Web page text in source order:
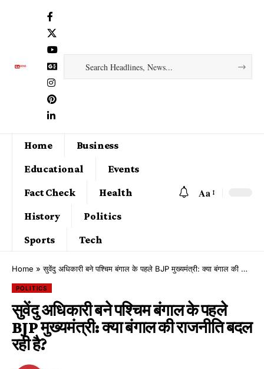
Home
Business
Educational
Events
Fact Check
Health
History
Politics
Sports
Tech
Aa
Home »सुवेंदु अधिकारी बने पश्चिम बंगाल के पहले BJP मुख्यमंत्री: क्या बंगाल की राजनीति बदल रही है?
POLITICS
सुवेंदु अधिकारी बने पश्चिम बंगाल के पहले
BJP मुख्यमंत्री: क्या बंगाल की राजनीति बदल
रही है?